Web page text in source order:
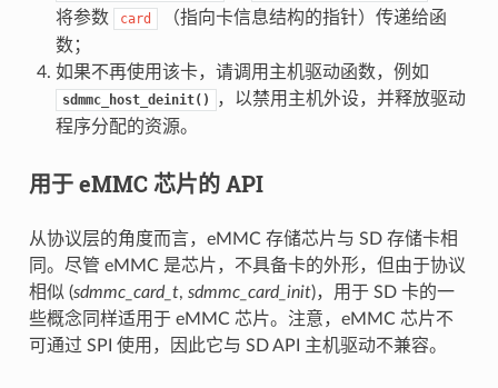
将参数
card
（指向卡信息结构的指针）传递给函
数；
如果不再使用该卡，请调用主机驱动函数，例如
sdmmc_host_deinit()
，以禁用主机外设，并释放驱动
程序分配的资源。
用于 eMMC 芯片的 API
从协议层的角度而言，eMMC 存储芯片与 SD 存储卡相
同。尽管 eMMC 是芯片，不具备卡的外形，但由于协议
相似 (sdmmc_card_t, sdmmc_card_init)，用于 SD 卡的一
些概念同样适用于 eMMC 芯片。注意，eMMC 芯片不
可通过 SPI 使用，因此它与 SD API 主机驱动不兼容。